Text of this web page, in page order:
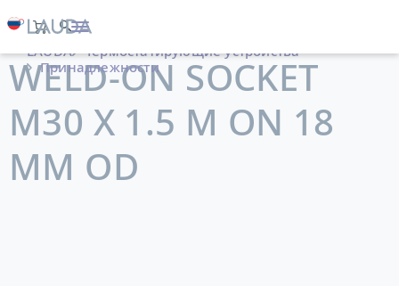
LAUDA
Термостатирующие устройства
Принадлежности
WELD-ON SOCKET
M30 X 1.5 M ON 18
MM OD